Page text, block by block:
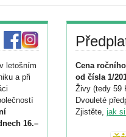
letošním
a při
16.–
Cena
od čísla 1/
Živy (tedy 59
Dvouleté
Zjistěte, jak